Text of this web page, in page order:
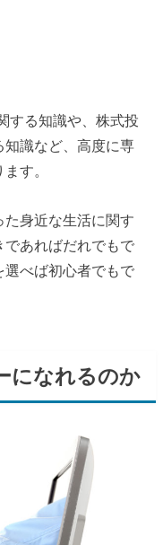
する知識や、株式投
知識など、高度に専
す。
た身近な生活に関す
であればだれでもで
選べば初心者でもで
になれるのか